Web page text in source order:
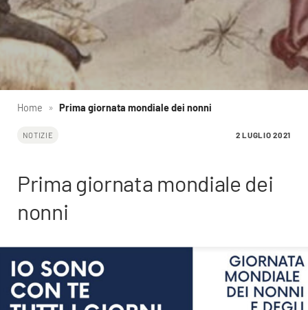
Home » Prima giornata mondiale dei nonni
NOTIZIE 2 LUGLIO 2021
Prima giornata mondiale dei
nonni